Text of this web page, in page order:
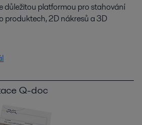
důležitou platformou pro stahování
produktech, 2D nákresů a 3D
Q-doc